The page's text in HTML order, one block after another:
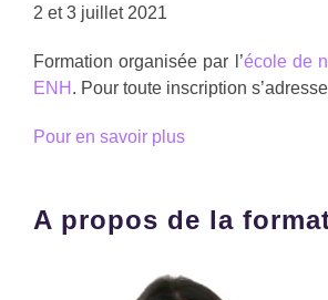
2 et 3 juillet 2021
Formation organisée par l’école de
ENH . Pour toute inscription
Pour en savoir plus
A propos de la